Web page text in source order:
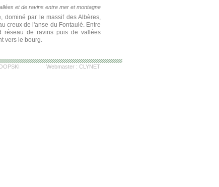
et de ravins entre mer et montagne
dominé par le massif des Albères,
creux de l'anse du Fontaulé. Entre
réseau de ravins puis de vallées
vers le bourg.
Webmaster : CLYNET